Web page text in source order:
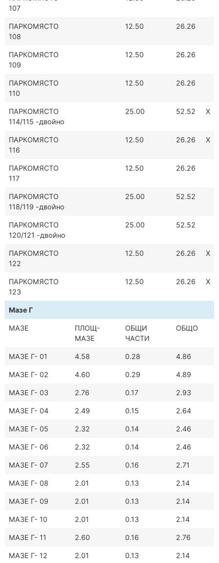
107
ПАРКОМЯСТО
108
12.50 26.26
ПАРКОМЯСТО
109
12.50 26.26
ПАРКОМЯСТО
110
12.50 26.26
ПАРКОМЯСТО
114/115 -двойно
25.00 52.52 Х
ПАРКОМЯСТО
116
12.50 26.26 Х
ПАРКОМЯСТО
117
12.50 26.26
ПАРКОМЯСТО
118/119 -двойно
25.00 52.52
ПАРКОМЯСТО
120/121 -двойно
25.00 52.52
ПАРКОМЯСТО
122
12.50 26.26 Х
ПАРКОМЯСТО
123
12.50 26.26 Х
Мазе Г
МАЗЕ
ПЛОЩ-
МАЗЕ
ОБЩИ
ЧАСТИ
ОБЩО
МАЗЕ Г- 01 4.58 0.28 4.86
МАЗЕ Г- 02 4.60 0.29 4.89
МАЗЕ Г- 03 2.76 0.17 2.93
МАЗЕ Г- 04 2.49 0.15 2.64
МАЗЕ Г- 05 2.32 0.14 2.46
МАЗЕ Г- 06 2.32 0.14 2.46
МАЗЕ Г- 07 2.55 0.16 2.71
МАЗЕ Г- 08 2.01 0.13 2.14
МАЗЕ Г- 09 2.01 0.13 2.14
МАЗЕ Г- 10 2.01 0.13 2.14
МАЗЕ Г- 11 2.60 0.16 2.76
МАЗЕ Г- 12 2.01 0.13 2.14